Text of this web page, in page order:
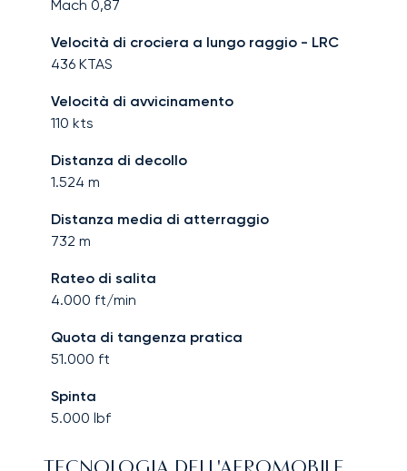
Mach 0,87
Velocità di crociera a lungo raggio - LRC
436 KTAS
Velocità di avvicinamento
110 kts
Distanza di decollo
1.524 m
Distanza media di atterraggio
732 m
Rateo di salita
4.000 ft/min
Quota di tangenza pratica
51.000 ft
Spinta
5.000 lbf